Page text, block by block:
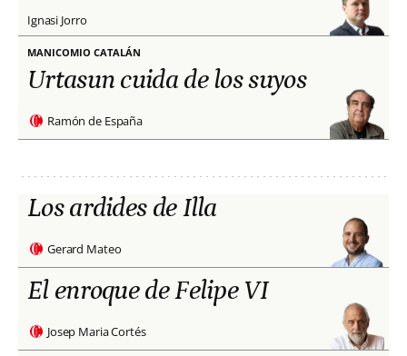
Ignasi Jorro
MANICOMIO CATALÁN
Urtasun cuida de los suyos
Ramón de España
Los ardides de Illa
Gerard Mateo
El enroque de Felipe VI
Josep Maria Cortés